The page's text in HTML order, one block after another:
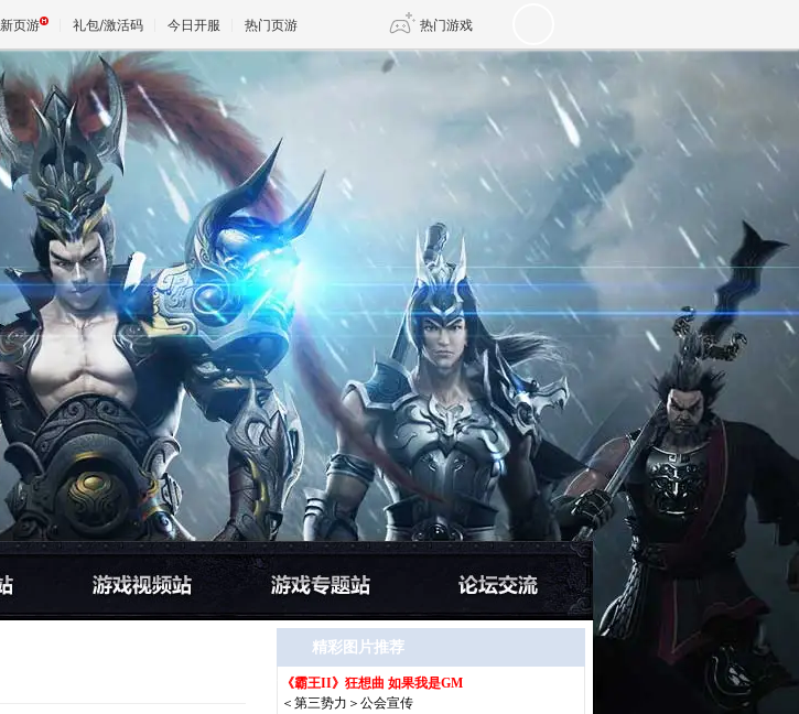
新页游 礼包/激活码 今日开服 热门页游 热门游戏
魔兽
天堂 剑网3旗舰版 新天龙八部
王权与自由 诛仙世界 新仙侠5
精彩图片推荐
更多>
《霸王II》狂想曲 如果我是GM
＜第三势力＞公会宣传